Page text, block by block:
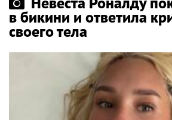
в бикини и ответила
своего тела